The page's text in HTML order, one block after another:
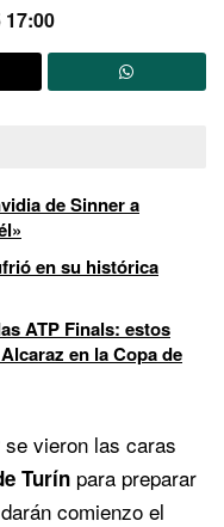
17:00
de Sinner a
en su histórica
ATP Finals: estos
en la Copa de
se vieron las caras
Turín para preparar
comienzo el